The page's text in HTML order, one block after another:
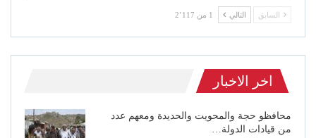
السابق التالي 1 من 2٬117
اخر الاخبار
محافظو حجة والمحويت والحديدة ومعهم عدد
من قيادات الدولة…